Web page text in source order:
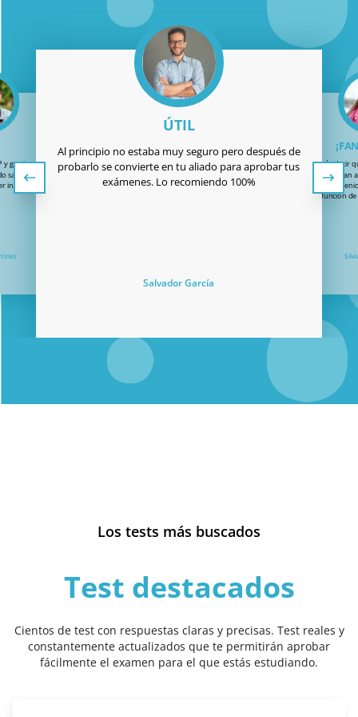
y gracias por todo:
sacarme el carnet
intento!
ÚTIL
Al principio no estaba muy seguro pero después de
probarlo se convierte en tu aliado para aprobar tus
exámenes. Lo recomiendo 100%
Salvador García
¡Solo quería decir
fantástico! Me han
y también han
añadir la función
Los tests más buscados
Test destacados
Cientos de test con respuestas claras y precisas. Test reales y
constantemente actualizados que te permitirán aprobar
fácilmente el examen para el que estás estudiando.